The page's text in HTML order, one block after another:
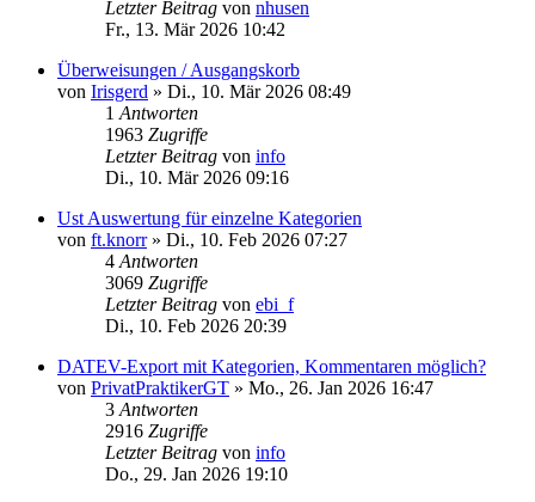
Letzter Beitrag von nhusen
Fr., 13. Mär 2026 10:42
Überweisungen / Ausgangskorb
von Irisgerd » Di., 10. Mär 2026 08:49
1 Antworten
1963 Zugriffe
Letzter Beitrag von info
Di., 10. Mär 2026 09:16
Ust Auswertung für einzelne Kategorien
von ft.knorr» Di., 10. Feb 2026 07:27
4 Antworten
3069 Zugriffe
Letzter Beitrag von ebi_f
Di., 10. Feb 2026 20:39
DATEV-Export mit Kategorien, Kommentaren möglich?
von PrivatPraktikerGT » Mo., 26. Jan 2026 16:47
3 Antworten
2916 Zugriffe
Letzter Beitrag von info
Do., 29. Jan 2026 19:10